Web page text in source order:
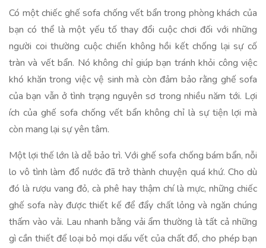
Có một chiếc ghế sofa chống vết bẩn trong phòng khách của
bạn có thể là một yếu tố thay đổi cuộc chơi đối với những
người coi thường cuộc chiến không hồi kết chống lại sự cố
tràn và vết bẩn. Nó không chỉ giúp bạn tránh khỏi công việc
khó khăn trong việc vệ sinh mà còn đảm bảo rằng ghế sofa
của bạn vẫn ở tình trạng nguyên sơ trong nhiều năm tới. Lợi
ích của ghế sofa chống vết bẩn không chỉ là sự tiện lợi mà
còn mang lại sự yên tâm.
Một lợi thế lớn là dễ bảo trì. Với ghế sofa chống bám bẩn, nỗi
lo vô tình làm đổ nước đã trở thành chuyện quá khứ. Cho dù
đó là rượu vang đỏ, cà phê hay thậm chí là mực, những chiếc
ghế sofa này được thiết kế để đẩy chất lỏng và ngăn chúng
thấm vào vải. Lau nhanh bằng vải ẩm thường là tất cả những
gì cần thiết để loại bỏ mọi dấu vết của chất đổ, cho phép bạn